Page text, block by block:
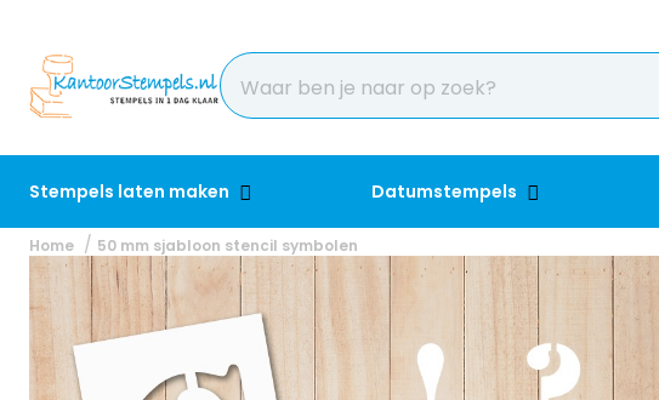
Stempels laten maken Datumstempels
Home 50 mm sjabloon stencil symbolen